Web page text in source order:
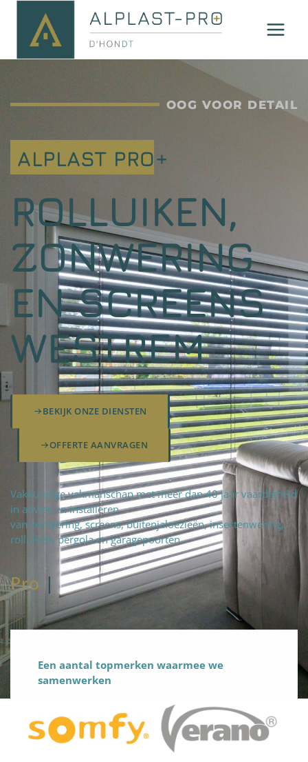
OOG VOOR DETAIL
ALPLAST PRO+
ROLLUIKEN,
ZONWERING
EN SCREENS
WESTREM
BEKIJK ONZE DIENSTEN
OFFERTE AANVRAGEN
Vakkundige vakmanschap met meer dan 40 jaar vaardigheid
in advies en installeren
van zonwering, screens, buitenjaloezieën, insectenwering,
rolluiken, pergola en garagepoorten.
Pro fteam|
Een aantal topmerken waarmee we
samenwerken